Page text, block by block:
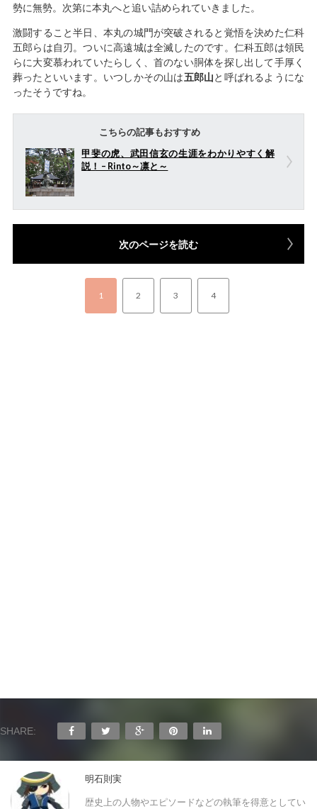
勢に無勢。次第に本丸へと追い詰められていきました。
激闘すること半日、本丸の城門が突破されると覚悟を決めた仁科
五郎らは自刃。ついに高遠城は全滅したのです。仁科五郎は領民
らに大変慕われていたらしく、首のない胴体を探し出して手厚く
葬ったといいます。いつしかその山は五郎山と呼ばれるようにな
ったそうですね。
こちらの記事もおすすめ
甲斐の虎、武田信玄の生涯をわかりやすく解
説！ – Rinto～凛と～
次のページを読む
1 2 3 4
SHARE:
明石則実
歴史上の人物やエピソードなどの執筆を得意としてい